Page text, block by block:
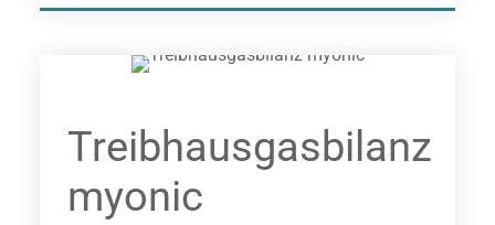
Treibhausgasbilanz
myonic